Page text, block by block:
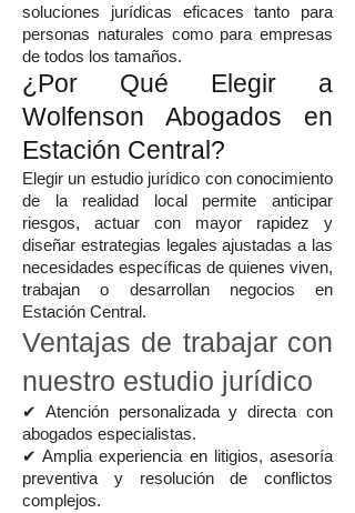
soluciones jurídicas eficaces tanto para
personas naturales como para empresas
de todos los tamaños.
¿Por Qué Elegir a
Wolfenson Abogados en
Estación Central?
Elegir un estudio jurídico con conocimiento
de la realidad local permite anticipar
riesgos, actuar con mayor rapidez y
diseñar estrategias legales ajustadas a las
necesidades específicas de quienes viven,
trabajan o desarrollan negocios en
Estación Central.
Ventajas de trabajar con
nuestro estudio jurídico
✔ Atención personalizada y directa con
abogados especialistas.
✔ Amplia experiencia en litigios, asesoría
preventiva y resolución de conflictos
complejos.